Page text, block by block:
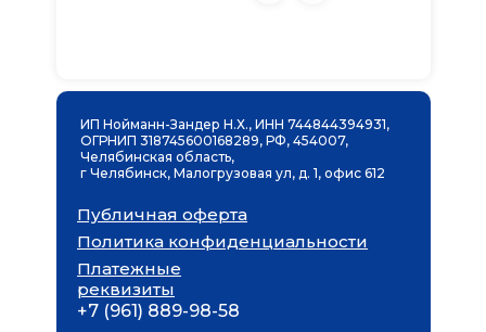
ИП Нойманн-Зандер Н.Х., ИНН 744844394931,
ОГРНИП 318745600168289, РФ, 454007,
Челябинская область,
г Челябинск, Малогрузовая ул, д. 1, офис 612
+7 (961) 889-98-58
Публичная оферта
Политика конфиденциальности
Платежные
реквизиты